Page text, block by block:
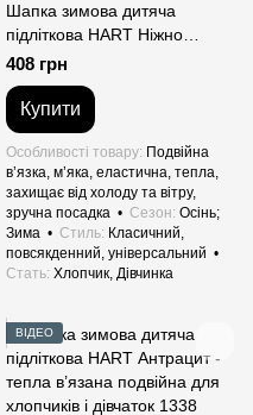
Шапка зимова дитяча
підліткова HART Ніжно
рожевий - тепла в’язана
подвійна для хлопчиків і
дівчаток
408 грн
Купити
Особливості товару Подвійна
в’язка, м’яка, еластична, тепла,
захищає від холоду та вітру,
зручна посадка
Сезон Осінь;
Зима
Стиль Класичний,
повсякденний, універсальний
Стать Хлопчик, Дівчинка
ВІДЕО